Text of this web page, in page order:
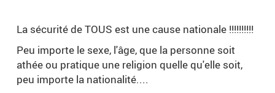
La sécurité de TOUS est une cause nationale !!!!!!!!!!
Peu importe le sexe, l'âge, que la personne soit
athée ou pratique une religion quelle qu'elle soit,
peu importe la nationalité....